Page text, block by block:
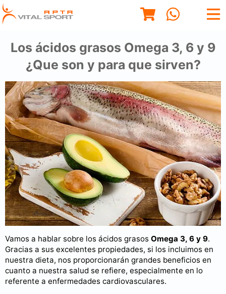
Los ácidos grasos Omega 3, 6 y 9
¿Que son y para que sirven?
Vamos a hablar sobre los ácidos grasos Omega 3, 6 y 9.
Gracias a sus excelentes propiedades, si los incluimos en
nuestra dieta, nos proporcionarán grandes beneficios en
cuanto a nuestra salud se refiere, especialmente en lo
referente a enfermedades cardiovasculares.